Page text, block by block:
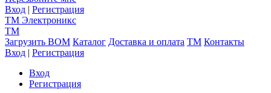
Вход | Регистрация
TM Электроникс
TM
Загрузить BOM Каталог Доставка и оплата TM Контакты
Вход | Регистрация
Вход
Регистрация